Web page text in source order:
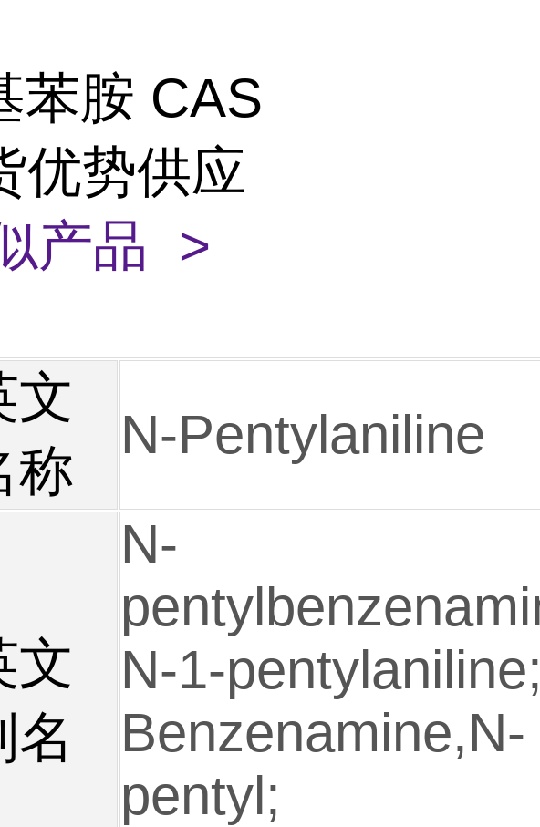
苯胺 CAS
优势供应
产品 >
文
称
N-Pentylaniline
文
名
N-
N-1-
Benzenamine,N-
pentyl;